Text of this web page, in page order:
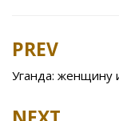
b
o
o
Post
navigation
PREV
Уганда: женщину